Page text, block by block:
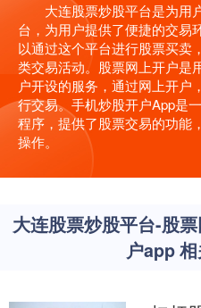
大连股票炒股平台是为用
台，为用户提供了便捷的交易
以通过这个平台进行股票买卖
类交易活动。股票网上开户是
户开设的服务，通过网上开户
行交易。手机炒股开户App是
程序，提供了股票交易的功能
操作。
大连股票炒股平台-股
户app